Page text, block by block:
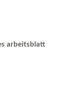
arbeitsblatt